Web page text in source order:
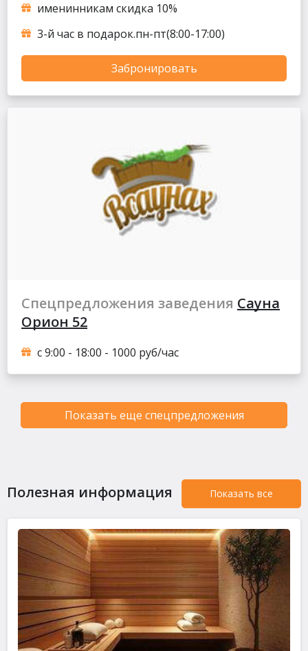
именинникам скидка 10%
3-й час в подарок.пн-пт(8:00-17:00)
Забронировать
Спецпредложения заведения Сауна
Орион 52
с 9:00 - 18:00 - 1000 руб/час
Показать еще спецпредложения
Полезная информация Показать все